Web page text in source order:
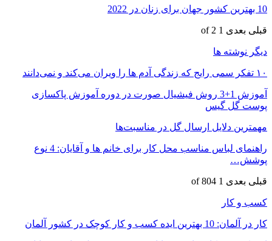
10 بهترین کشور جهان برای زنان در 2022
قبلی بعدی 1 of 2
دیگر نوشته ها
۱۰ تفکر سمی رایج که زندگی آدم ها را ویران می‌کند و نمی‌دانند
آموزش 1+3 روش فیشیال صورت در دوره آموزش پاکسازی
پوست گل گیس
مهمترین دلایل ارسال گل در مناسبت‌ها
راهنمای لباس مناسب محل کار برای خانم ها و آقایان: 4 نوع
پوشش…
قبلی بعدی 1 of 804
کسب و کار
کار در آلمان: 10 بهترین ایده کسب و کار کوچک در کشور آلمان